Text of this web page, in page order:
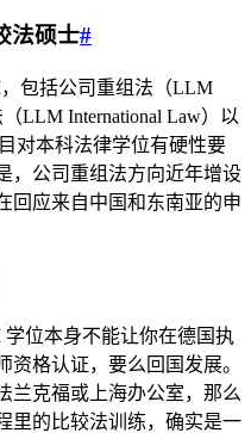
法硕士#
包括公司重组法（LLM
LLM International Law）以
对本科法律学位有硬性要
，公司重组法方向近年增设
回应来自中国和东南亚的申
位本身不能让你在德国执
格认证，要么回国发展。
兰克福或上海办公室，那么
里的比较法训练，确实是一